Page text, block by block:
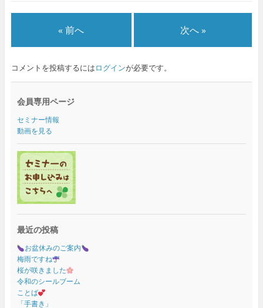
« 前へ 次へ »
コメントを投稿するにはログインが必要です。
会員専用ページ
セミナー情報
動画を見る
最近の投稿
お盆休みのご案内
梅雨ですね
桜が咲きました
令和のシールブーム
ことば
「手書き」